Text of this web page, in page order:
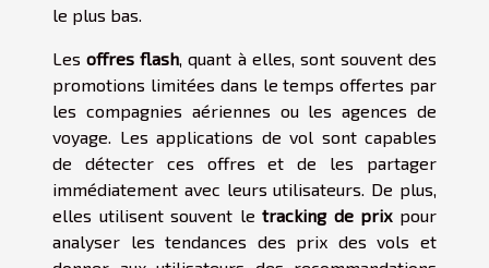
le plus bas.
Lesoffres flash , quant à elles, sont souvent des
promotions limitées dans le temps offertes par
les compagnies aériennes ou les agences de
voyage. Les applications de vol sont capables
de détecter ces offres et de les partager
immédiatement avec leurs utilisateurs. De plus,
elles utilisent souvent letracking de prixpour
analyser les tendances des prix des vols et